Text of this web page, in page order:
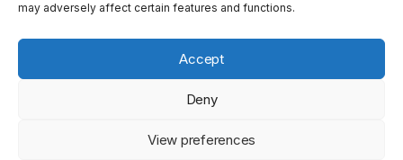
may adversely affect certain features and functions.
Accept
Deny
View preferences
Yonder Lies It. All rights reserved.